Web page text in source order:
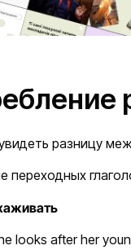
разницу
переходных
looks after her